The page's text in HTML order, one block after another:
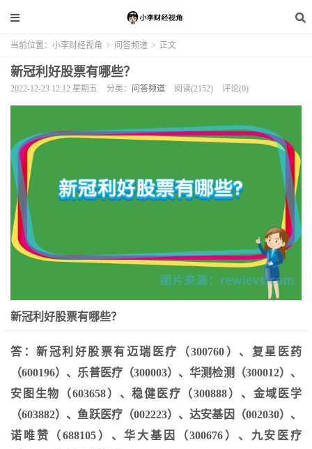
当前位置： 小李财经视角 > 问答频道 > 正文
新冠利好股票有哪些？
2022-12-23 12:12 星期五 分类： 问答频道 阅读(2152) 评论(0)
新冠利好股票有哪些？
答：新冠利好股票有迈瑞医疗（300760）、复星医药
（600196）、乐普医疗（300003）、华测检测（300012）、
安图生物（603658）、稳健医疗（300888）、金域医学
（603882）、鱼跃医疗（002223）、达安基因（002030）、
诺唯赞（688105）、华大基因（300676）、九安医疗